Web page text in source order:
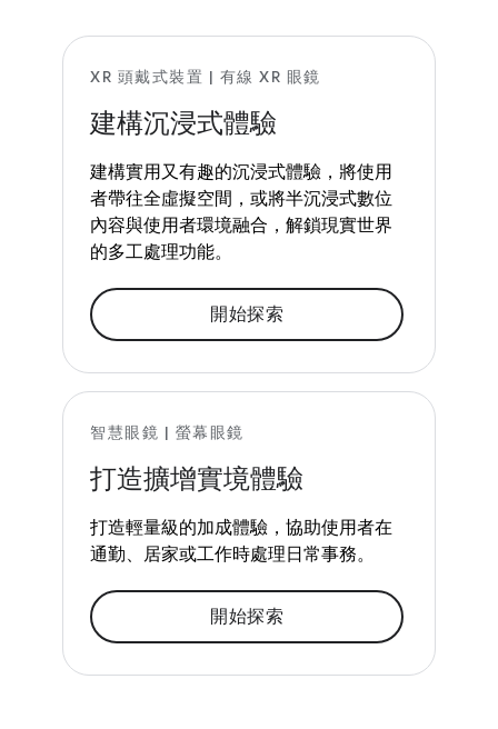
XR 頭戴式裝置 | 有線 XR 眼鏡
建構沉浸式體驗
建構實用又有趣的沉浸式體驗，將使用
者帶往全虛擬空間，或將半沉浸式數位
內容與使用者環境融合，解鎖現實世界
的多工處理功能。
開始探索
智慧眼鏡 | 螢幕眼鏡
打造擴增實境體驗
打造輕量級的加成體驗，協助使用者在
通勤、居家或工作時處理日常事務。
開始探索